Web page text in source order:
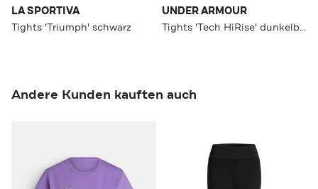
LA SPORTIVA
Tights 'Triumph' schwarz
UNDER ARMOUR
Tights 'Tech HiRise' dunkelblau
Andere Kunden kauften auch